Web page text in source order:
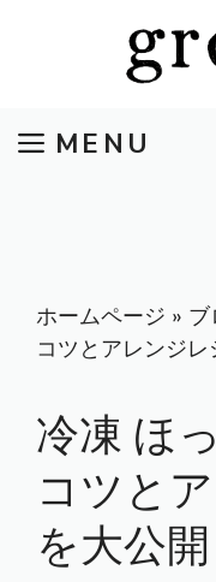
ツ
MENU
ホームページ » ブ
コツとアレンジレ
冷凍 ほ
コツと
を大公開